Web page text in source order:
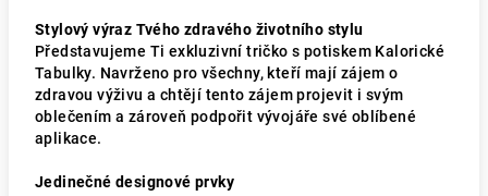
Stylový výraz Tvého zdravého životního stylu
Představujeme Ti exkluzivní tričko s potiskem Kalorické
Tabulky. Navrženo pro všechny, kteří mají zájem o
zdravou výživu a chtějí tento zájem projevit i svým
oblečením a zároveň podpořit vývojáře své oblíbené
aplikace.
Jedinečné designové prvky